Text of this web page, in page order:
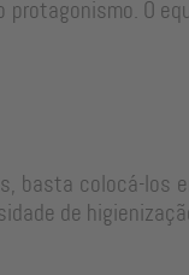
O
basta colocá-los
de